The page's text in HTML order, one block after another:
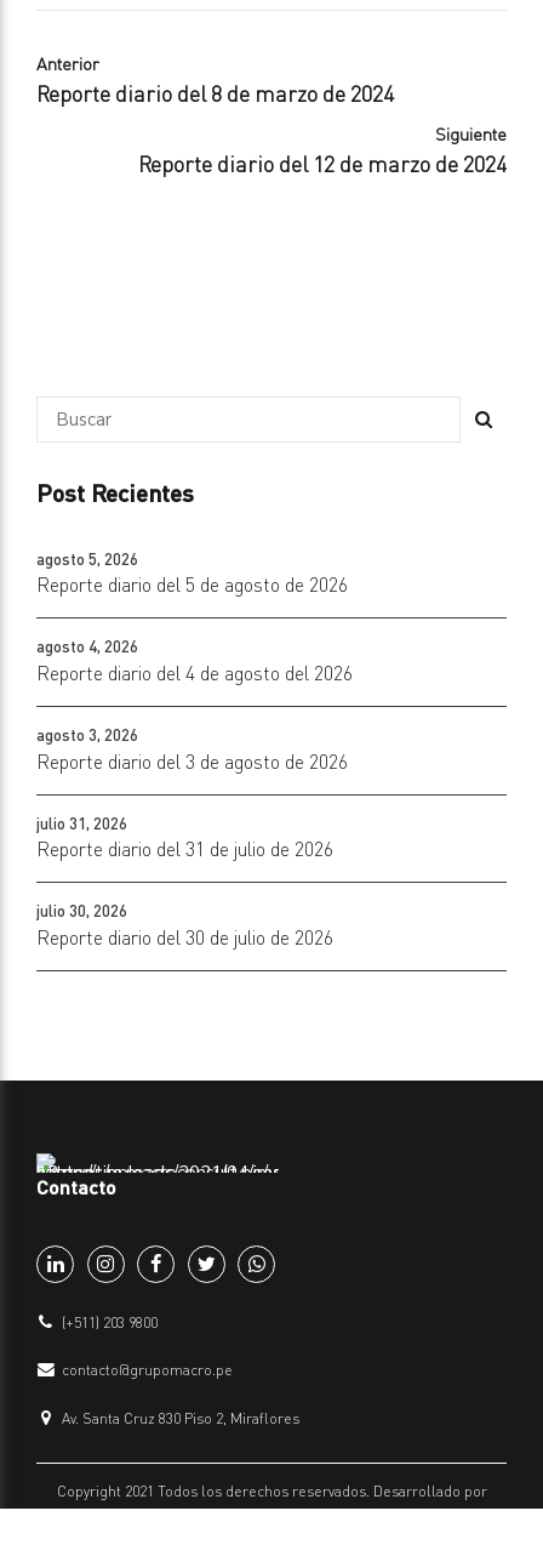
Anterior
Reporte diario del 8 de marzo de 2024
Siguiente
Reporte diario del 12 de marzo de 2024
Post Recientes
agosto 5, 2026
Reporte diario del 5 de agosto de 2026
agosto 4, 2026
Reporte diario del 4 de agosto del 2026
agosto 3, 2026
Reporte diario del 3 de agosto de 2026
julio 31, 2026
Reporte diario del 31 de julio de 2026
julio 30, 2026
Reporte diario del 30 de julio de 2026
Contacto
(+511) 203 9800
contacto@grupomacro.pe
Av. Santa Cruz 830 Piso 2, Miraflores
Copyright 2021 Todos los derechos reservados. Desarrollado por